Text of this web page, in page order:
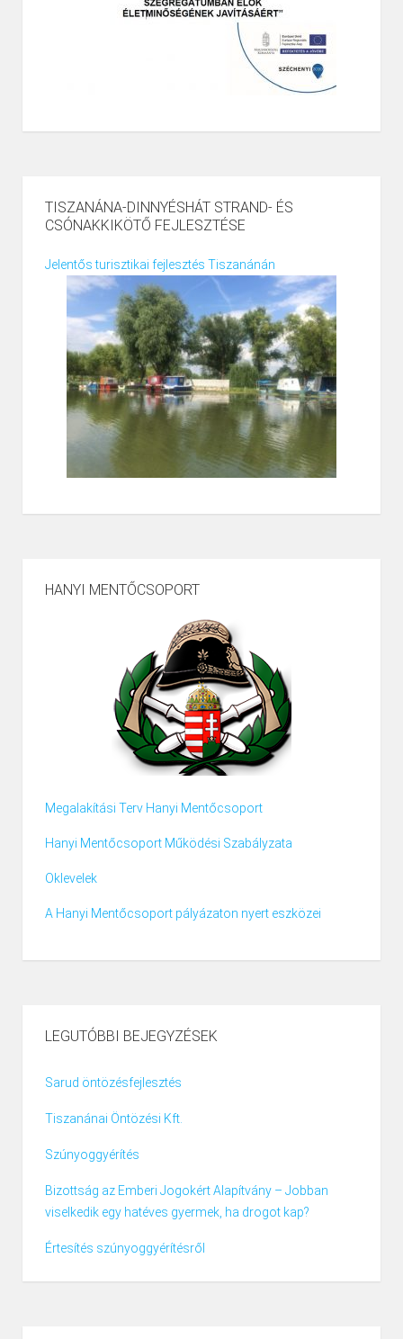
TISZANÁNA-DINNYÉSHÁT STRAND- ÉS
CSÓNAKKIKÖTŐ FEJLESZTÉSE
Jelentős turisztikai fejlesztés Tiszanánán
HANYI MENTŐCSOPORT
Megalakítási Terv Hanyi Mentőcsoport
Hanyi Mentőcsoport Működési Szabályzata
Oklevelek
A Hanyi Mentőcsoport pályázaton nyert eszközei
LEGUTÓBBI BEJEGYZÉSEK
Sarud öntözésfejlesztés
Tiszanánai Öntözési Kft.
Szúnyoggyérítés
Bizottság az Emberi Jogokért Alapítvány – Jobban
viselkedik egy hatéves gyermek, ha drogot kap?
Értesítés szúnyoggyérítésről